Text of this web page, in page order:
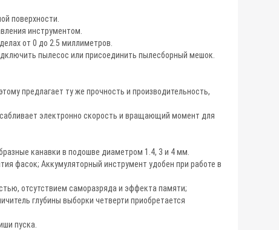
поверхности.
инструментом.
от 0 до 2.5 миллиметров.
пылесос или присоединить пылесборный мешок.
предлагает ту же прочность и производительность,
электронно скорость и вращающий момент для
канавки в подошве диаметром 1.4, 3 и 4 мм.
фасок; Аккумуляторный инструмент удобен при работе в
отсутствием саморазряда и эффекта памяти;
глубины выборки четверти приобретается
пуска.